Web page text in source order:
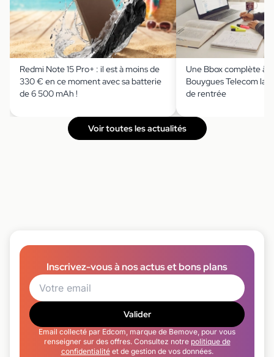
Redmi Note 15 Pro+ : il est à moins de
330 € en ce moment avec sa batterie
de 6 500 mAh !
Une Bbox complète à
Bouygues Telecom
de rentrée
Voir toutes les actualités
Inscrivez-vous à nos actus et bons plans
Valider
Email collecté par Edcom, marque de Bemove, pour vous
renseigner sur des offres. Consultez notre politique de
confidentialitéet de gestion de vos données.